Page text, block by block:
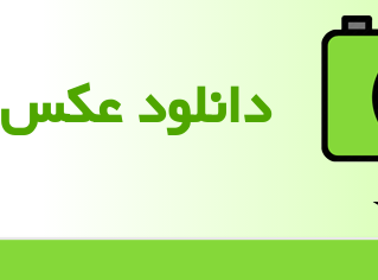
دانلود عكس